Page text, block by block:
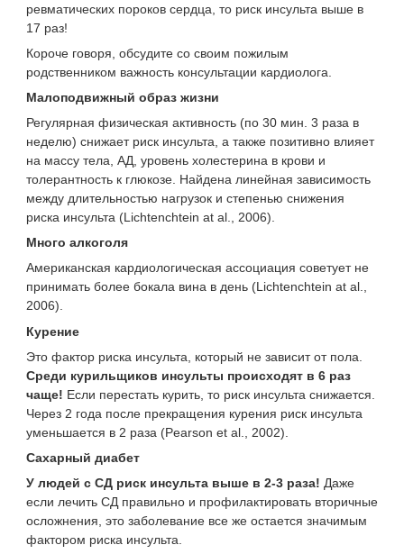
ревматических пороков сердца, то риск инсульта выше в
17 раз!
Короче говоря, обсудите со своим пожилым
родственником важность консультации кардиолога.
Малоподвижный образ жизни
Регулярная физическая активность (по 30 мин. 3 раза в
неделю) снижает риск инсульта, а также позитивно влияет
на массу тела, АД, уровень холестерина в крови и
толерантность к глюкозе. Найдена линейная зависимость
между длительностью нагрузок и степенью снижения
риска инсульта (Lichtenchtein at al., 2006).
Много алкоголя
Американская кардиологическая ассоциация советует не
принимать более бокала вина в день (Lichtenchtein at al.,
2006).
Курение
Это фактор риска инсульта, который не зависит от пола.
Среди курильщиков инсульты происходят в 6 раз
чаще! Если перестать курить, то риск инсульта снижается.
Через 2 года после прекращения курения риск инсульта
уменьшается в 2 раза (Pearson et al., 2002).
Сахарный диабет
У людей с СД риск инсульта выше в 2-3 раза! Даже
если лечить СД правильно и профилактировать вторичные
осложнения, это заболевание все же остается значимым
фактором риска инсульта.